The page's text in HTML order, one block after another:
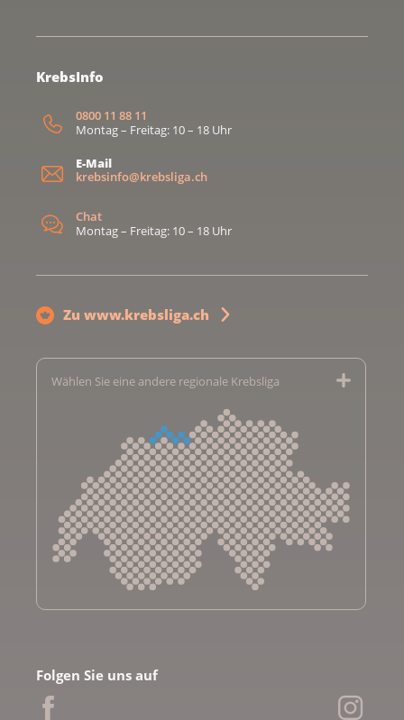
KrebsInfo
0800 11 88 11
Montag – Freitag: 10 – 18 Uhr
E-Mail
krebsinfo@krebsliga.ch
Chat
Montag – Freitag: 10 – 18 Uhr
Zu www.krebsliga.ch
Wählen Sie eine andere regionale Krebsliga
Krebsliga Bern
Krebsliga Freiburg
Folgen Sie uns auf